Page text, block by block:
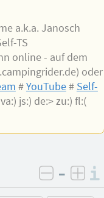
a.k.a. Janosch
TS
online - auf dem
oder
#YouTube# Self-
js:) de:> zu:) fl:(
negativ
–